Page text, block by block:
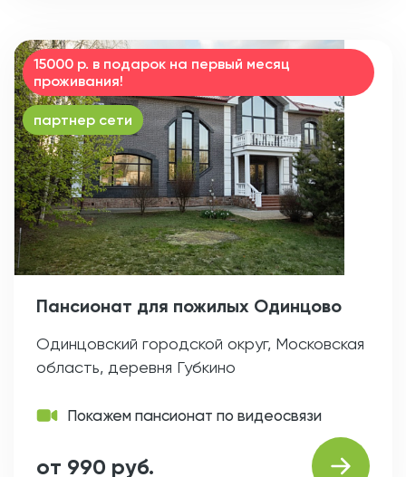
15000 р. в подарок на первый месяц
проживания!
партнер сети
Пансионат для пожилых Одинцово
Одинцовский городской округ, Московская
область, деревня Губкино
Покажем пансионат по видеосвязи
от 990 руб.